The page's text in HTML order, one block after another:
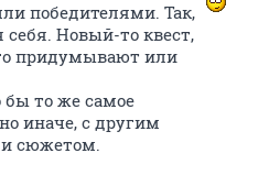
победителями. Так,
Новый-то квест,
придумывают или
бы то же самое
иначе, с другим
сюжетом.